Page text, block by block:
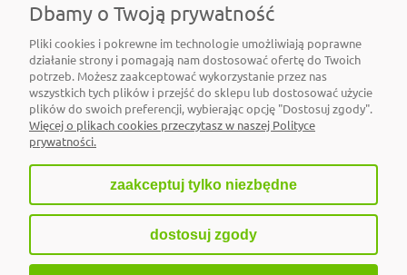
PŁATNOŚCI I DOSTAWA
INFORMACJE
O NAS
Sklep internetowy Shoper.pl
Dbamy o Twoją prywatność
Pliki cookies i pokrewne im technologie umożliwiają poprawne
działanie strony i pomagają nam dostosować ofertę do Twoich
potrzeb. Możesz zaakceptować wykorzystanie przez nas
wszystkich tych plików i przejść do sklepu lub dostosować użycie
plików do swoich preferencji, wybierając opcję "Dostosuj zgody".
Więcej o plikach cookies przeczytasz w naszej Polityce
prywatności.
zaakceptuj tylko niezbędne
dostosuj zgody